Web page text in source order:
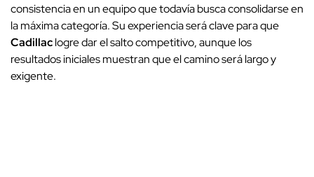
consistencia en un equipo que todavía busca consolidarse en
la máxima categoría. Su experiencia será clave para que
Cadillaclogre dar el salto competitivo, aunque los
resultados iniciales muestran que el camino será largo y
exigente.